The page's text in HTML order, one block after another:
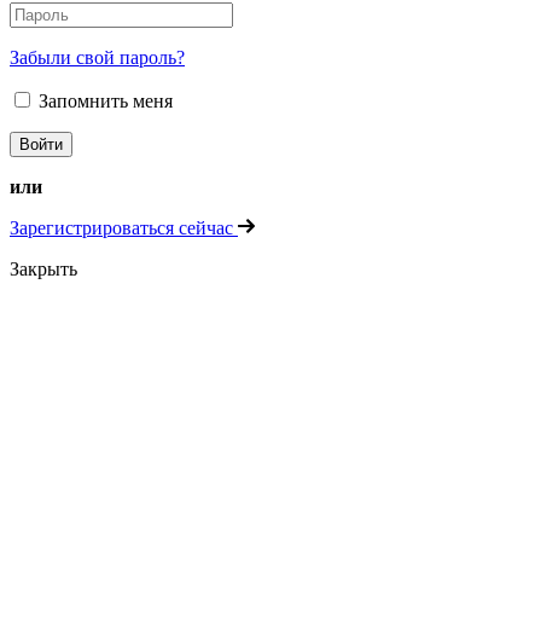
Забыли свой пароль?
Запомнить меня
или
Зарегистрироваться сейчас
Закрыть